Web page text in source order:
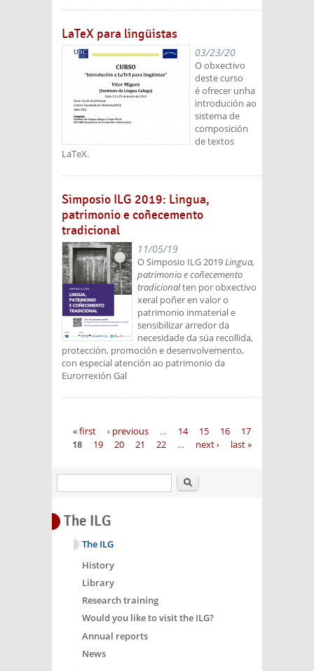
LaTeX para lingüistas
03/23/20
O obxectivo
deste curso
é ofrecer unha
introdución ao
sistema de
composición
de textos
LaTeX.
Simposio ILG 2019: Lingua,
patrimonio e coñecemento
tradicional
11/05/19
O Simposio ILG 2019Lingua,
patrimonio e coñecemento
tradicionalten por obxectivo
xeral poñer en valor o
patrimonio inmaterial e
sensibilizar arredor da
necesidade da súa recollida,
protección, promoción e desenvolvemento,
con especial atención ao patrimonio da
Eurorrexión Gal
Pages
« first ‹ previous … 14 15 16
17
18
19 20 21 22 … next › last »
Search
The ILG
The ILG
History
Library
Research training
Would you like to visit the ILG?
Annual reports
News